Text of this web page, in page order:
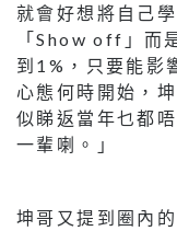
就會好想將自己
「Show off」而
到1%，只要能影
心態何時開始，
似睇返當年乜都
一輩喇。」
坤哥又提到圈內